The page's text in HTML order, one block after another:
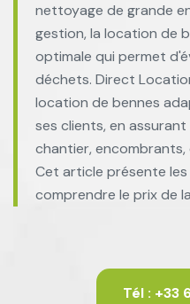
nettoyage de grande
gestion, la location de
optimale qui permet
déchets. Direct
location de bennes
ses clients, en
chantier,
Cet article présente
comprendre le prix de
Tél : +33